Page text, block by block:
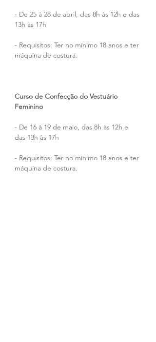
- De 25 à 28 de abril, das 8h às 12h e das
13h às 17h
- Requisitos: Ter no mínimo 18 anos e ter
máquina de costura.
Curso de Confecção do Vestuário
Feminino
- De 16 à 19 de maio, das 8h às 12h e
das 13h às 17h
- Requisitos: Ter no mínimo 18 anos e ter
máquina de costura.